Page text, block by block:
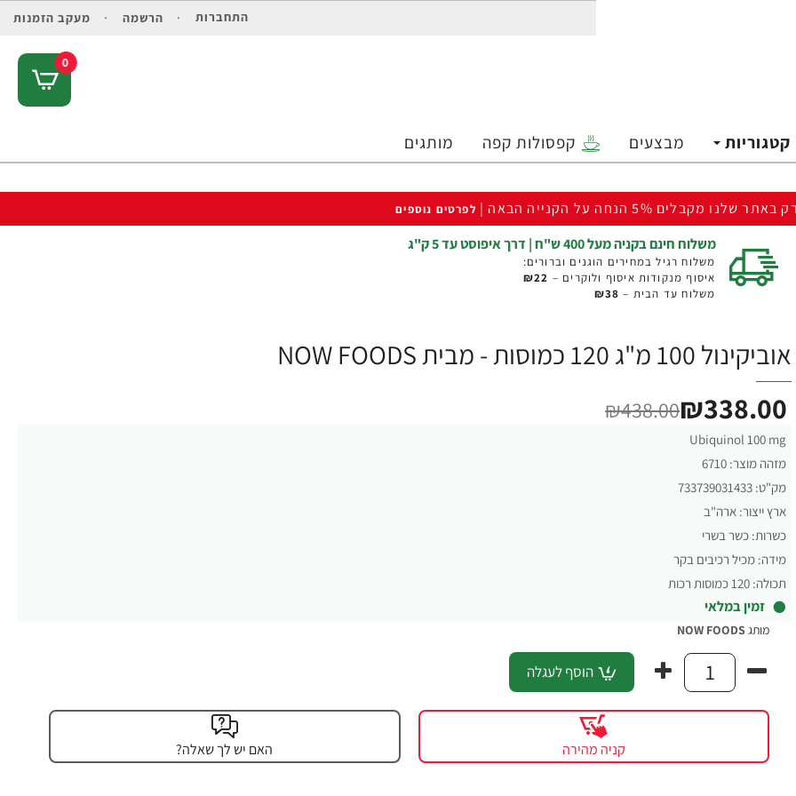
התחברות הרשמה מעקב הזמנות
0
קטגוריות מבצעים קפסולות קפה מותגים
באתר שלנו מקבלים 5% הנחה על הקנייה הבאה | לפרטים נוספים
משלוח חינם בקניה מעל 400 ש"ח | דרך איפוסט עד 5 ק"ג
משלוח רגיל במחירים הוגנים וברורים:
איסוף מנקודות איסוף ולוקרים – ₪22
משלוח עד הבית – ₪38
אוביקינול 100 מ"ג 120 כמוסות - מבית NOW FOODS
Ubiquinol 100 mg
מזהה מוצר: 6710
מק"ט: 733739031433
ארץ ייצור: ארה"ב
כשרות: כשר בשרי
מידה: מכיל רכיבים בקר
תכולה: 120 כמוסות רכות
זמין במלאי
₪338.00
₪438.00
מותגNOW FOODS
הוסף לעגלה
קניה מהירה האם יש לך שאלה?